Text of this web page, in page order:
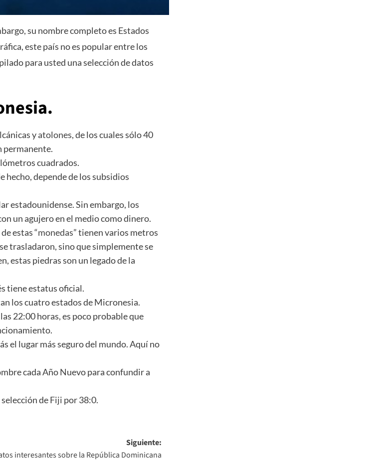
su nombre completo es Estados
este país no es popular entre los
para usted una selección de datos
yatolones, de los cuales sólo 40
permanente.
cuadrados.
hecho, depende de los subsidios
estadounidense. Sin embargo, los
un agujero en el medio como dinero.
estas “monedas” tienen varios metros
trasladaron, sino que simplemente se
estas piedras son un legado de la
tiene estatus oficial.
los cuatro estados de Micronesia.
22:00 horas, es poco probable que
el lugar más seguro del mundo. Aquí no
cada Año Nuevo para confundir a
deFiji por 38:0.
Siguiente:
interesantes sobre la República Dominicana